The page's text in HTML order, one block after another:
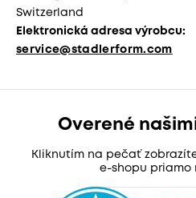
Switzerland
Elektronická adresa výrobcu:
service@stadlerform.com
Overené
Kliknutím na pečať
e-shopu priamo